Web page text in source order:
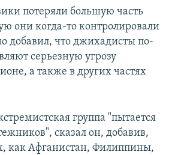
потеряли большую часть
они когда-то контролировали
добавил, что джихадисты по-
серьезную угрозу
а также в других частях
группа "пытается
сказал он, добавив,
как Афганистан, Филиппины,